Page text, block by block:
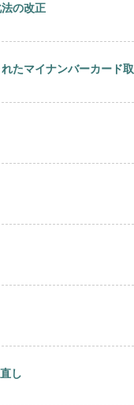
の改正
たマイナンバーカード取
し